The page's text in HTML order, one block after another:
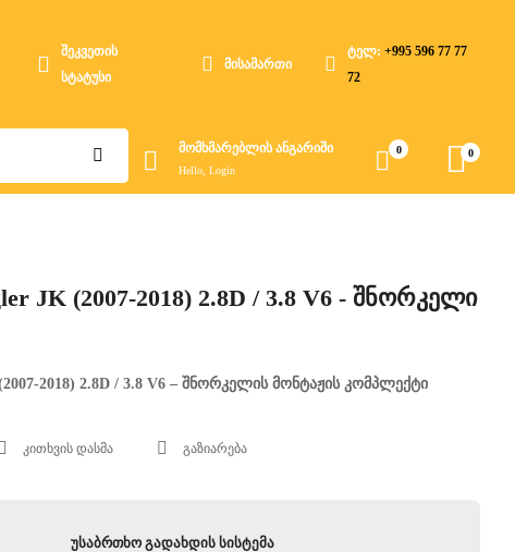
შეკვეთის
სტატუსი
მისამართი
ტელ: +995 596 77 77
72
მომხმარებლის ანგარიში
Hello, Login
0 0
JK (2007-2018) 2.8D / 3.8 V6 - შნორკელი
2018) 2.8D / 3.8 V6 – შნორკელის მონტაჟის კომპლექტი
კითხვის დასმა გაზიარება
უსაბრთხო გადახდის სისტემა